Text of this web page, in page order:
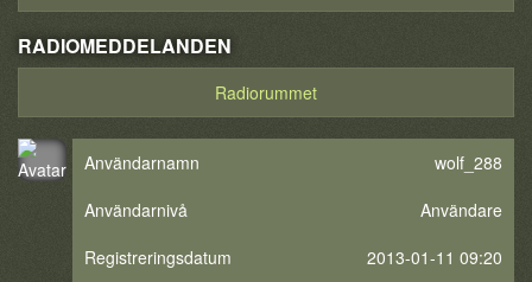
RADIOMEDDELANDEN
Radiorummet
Användarnamn
wolf_288
Användarnivå
Användare
Registreringsdatum
2013-01-11 09:20